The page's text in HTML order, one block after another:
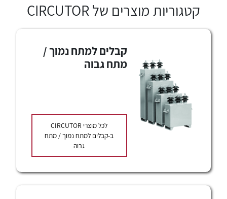
אלקטרוניקה
מטענים לרכב חשמלי
פתרונות לתחום הסולארי
לכל מוצרי היצרן
קטגוריות מוצרים של CIRCUTOR
קבלים למתח נמוך /
מתח גבוה
לכל מוצרי CIRCUTOR
ב-קבלים למתח נמוך / מתח
גבוה